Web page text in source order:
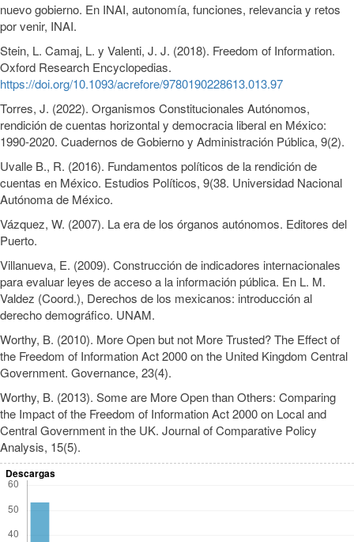
nuevo gobierno. En INAI, autonomía, funciones, relevancia y retos
por venir, INAI.
Stein, L. Camaj, L. y Valenti, J. J. (2018). Freedom of Information.
Oxford Research Encyclopedias.
https://doi.org/10.1093/acrefore/9780190228613.013.97
Torres, J. (2022). Organismos Constitucionales Autónomos,
rendición de cuentas horizontal y democracia liberal en México:
1990-2020. Cuadernos de Gobierno y Administración Pública, 9(2).
Uvalle B., R. (2016). Fundamentos políticos de la rendición de
cuentas en México. Estudios Políticos, 9(38. Universidad Nacional
Autónoma de México.
Vázquez, W. (2007). La era de los órganos autónomos. Editores del
Puerto.
Villanueva, E. (2009). Construcción de indicadores internacionales
para evaluar leyes de acceso a la información pública. En L. M.
Valdez (Coord.), Derechos de los mexicanos: introducción al
derecho demográfico. UNAM.
Worthy, B. (2010). More Open but not More Trusted? The Effect of
the Freedom of Information Act 2000 on the United Kingdom Central
Government. Governance, 23(4).
Worthy, B. (2013). Some are More Open than Others: Comparing
the Impact of the Freedom of Information Act 2000 on Local and
Central Government in the UK. Journal of Comparative Policy
Analysis, 15(5).
Descargas